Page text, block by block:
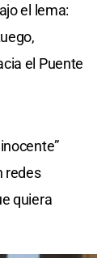
el lema:
el Puente
redes
quiera